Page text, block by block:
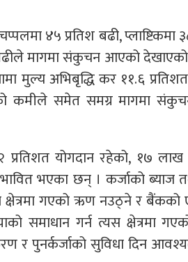
४५ प्रतिश बढी, प्लाष्टिकमा
बढीले मागमा संकुचन आएको
मुल्य अभिबृद्धि कर ११.६
कमीले समेत समग्र मागमा
योगदान रहेको, १७ लाख
भएका छन् । कर्जाको ब्याज
गएको ऋण नउठ्ने र
समाधान गर्न त्यस क्षेत्रमा
र पुनर्कर्जाको सुविधा दिन